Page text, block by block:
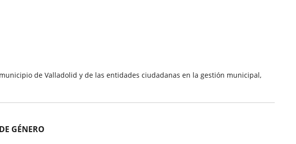
de Valladolid y de las entidades ciudadanas en la gestión municipal,
GÉNERO